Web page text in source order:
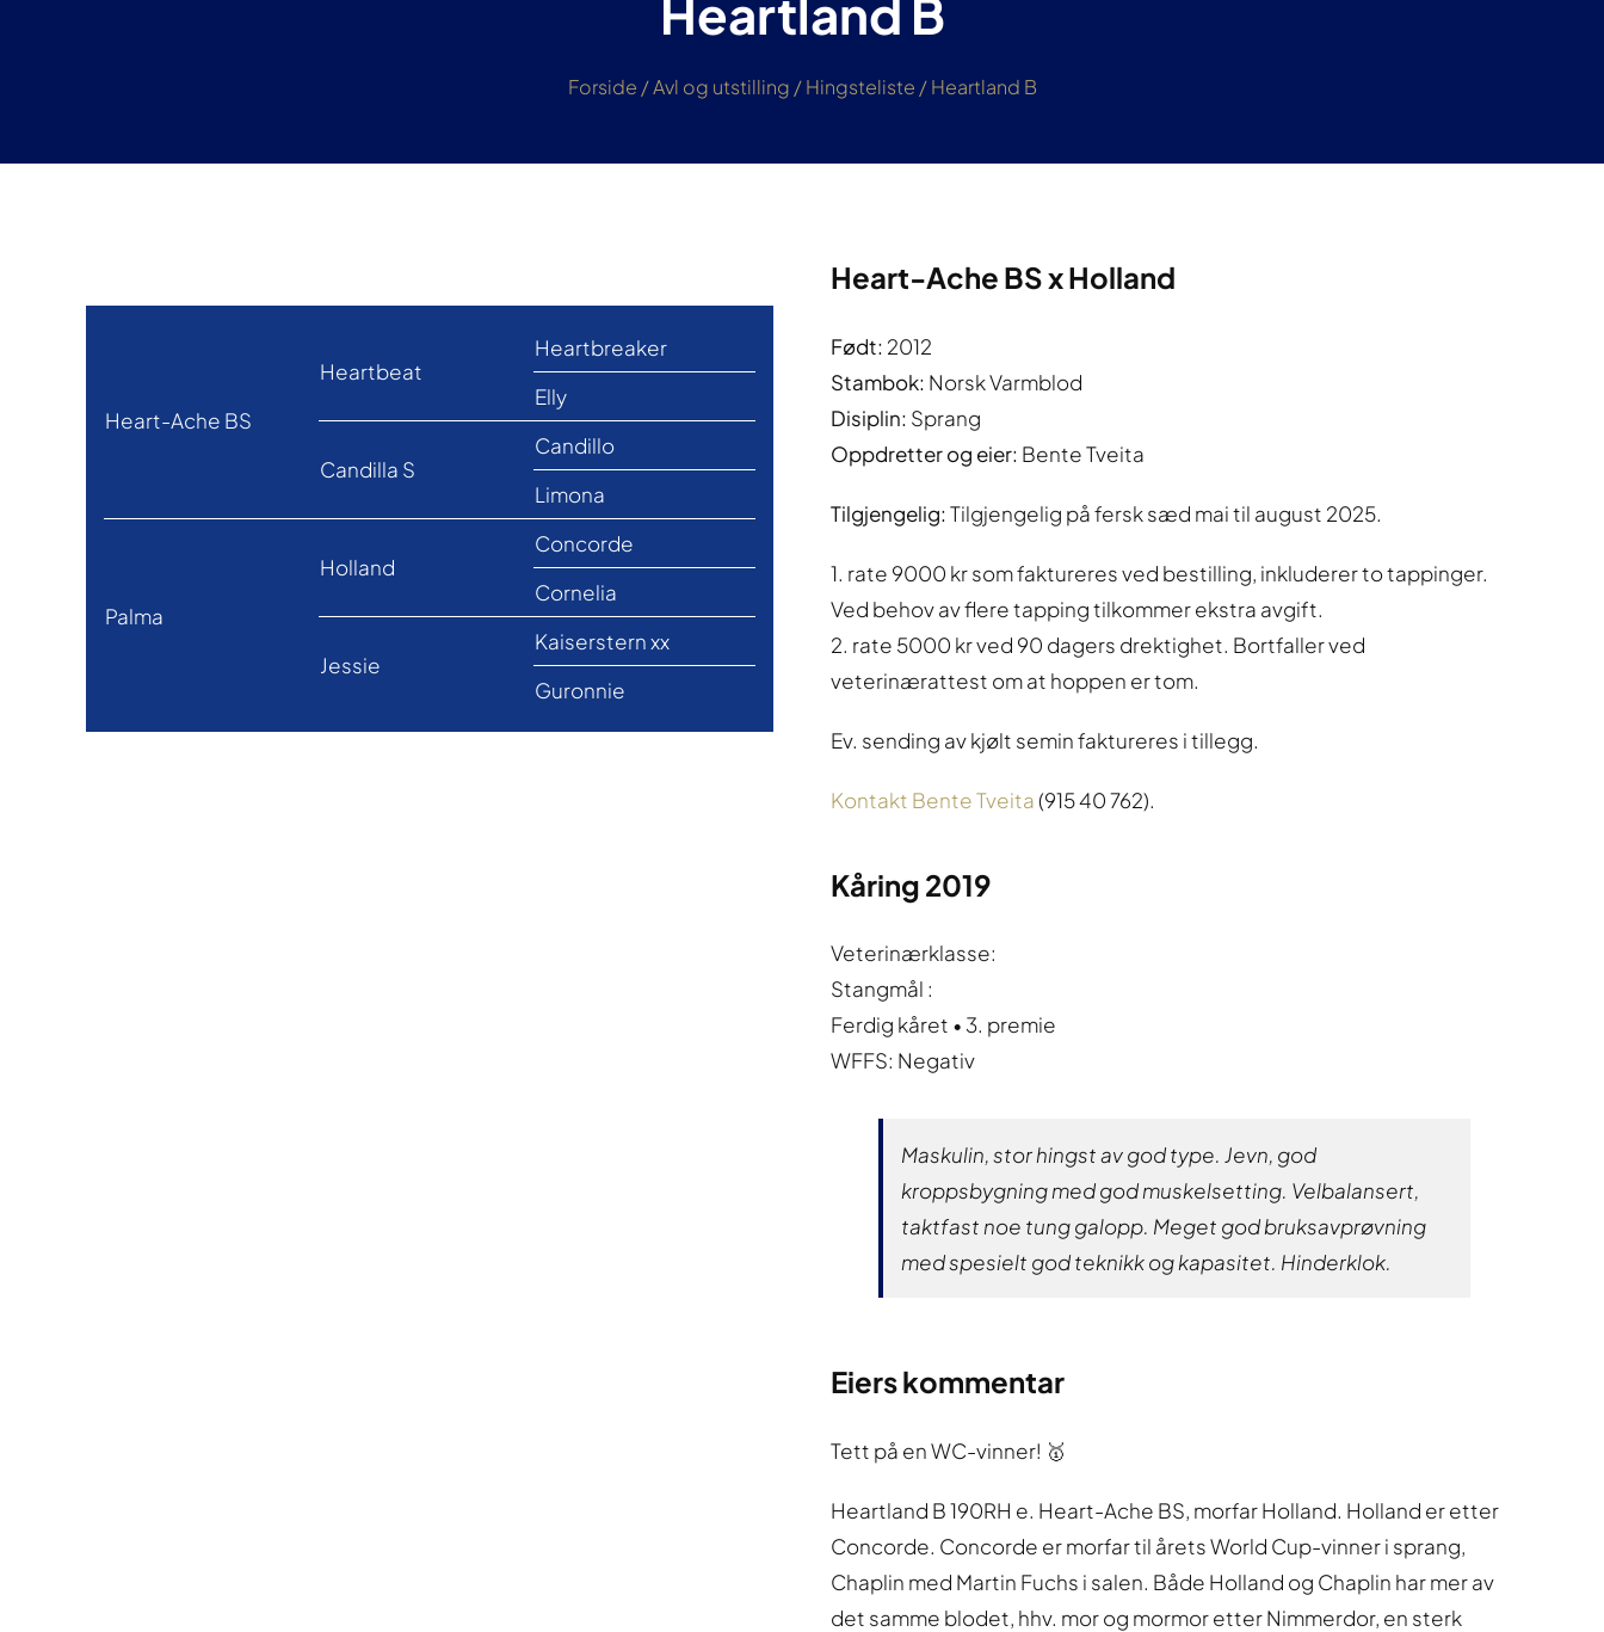
Heartland B
Forside /Avl og utstilling /Hingsteliste /Heartland B
Heart-Ache BS
Heartbeat
Heartbreaker
Elly
Candilla S
Candillo
Limona
Palma
Holland
Concorde
Cornelia
Jessie
Kaiserstern xx
Guronnie
Heart-Ache BS x Holland
Født: 2012
Stambok: Norsk Varmblod
Disiplin: Sprang
Oppdretter og eier: Bente Tveita
Tilgjengelig:Tilgjengelig på fersk sæd mai til august 2025.
1. rate 9000 kr som faktureres ved bestilling, inkluderer to tappinger.
Ved behov av flere tapping tilkommer ekstra avgift.
2. rate 5000 kr ved 90 dagers drektighet. Bortfaller ved
veterinærattest om at hoppen er tom.
Ev. sending av kjølt semin faktureres i tillegg.
Kontakt Bente Tveita(915 40 762).
Kåring 2019
Veterinærklasse:
Stangmål :
Ferdig kåret • 3. premie
WFFS: Negativ
Maskulin, stor hingst av god type. Jevn, god
kroppsbygning med god muskelsetting. Velbalansert,
taktfast noe tung galopp. Meget god bruksavprøvning
med spesielt god teknikk og kapasitet. Hinderklok.
Eiers kommentar
Tett på en WC-vinner! 🥇
Heartland B 190RH e. Heart-Ache BS, morfar Holland. Holland er etter
Concorde. Concorde er morfar til årets World Cup-vinner i sprang,
Chaplin med Martin Fuchs i salen. Både Holland og Chaplin har mer av
det samme blodet, hhv. mor og mormor etter Nimmerdor, en sterk